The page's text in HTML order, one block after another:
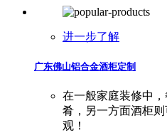
进一步了解
广东佛山铝合金酒柜定制
在一般家庭装修中
肴，另一方面酒柜
观！